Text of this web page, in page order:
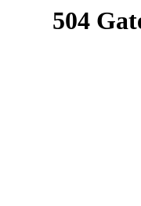
504